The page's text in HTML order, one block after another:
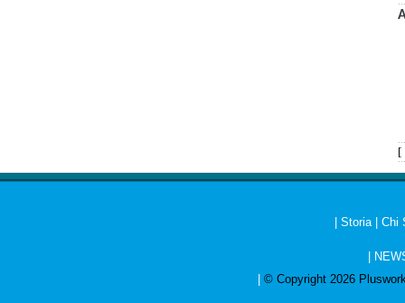
[
Storia Chi
© Copyright 2026